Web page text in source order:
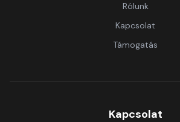
Rólunk
Kapcsolat
Támogatás
Kapcsolat